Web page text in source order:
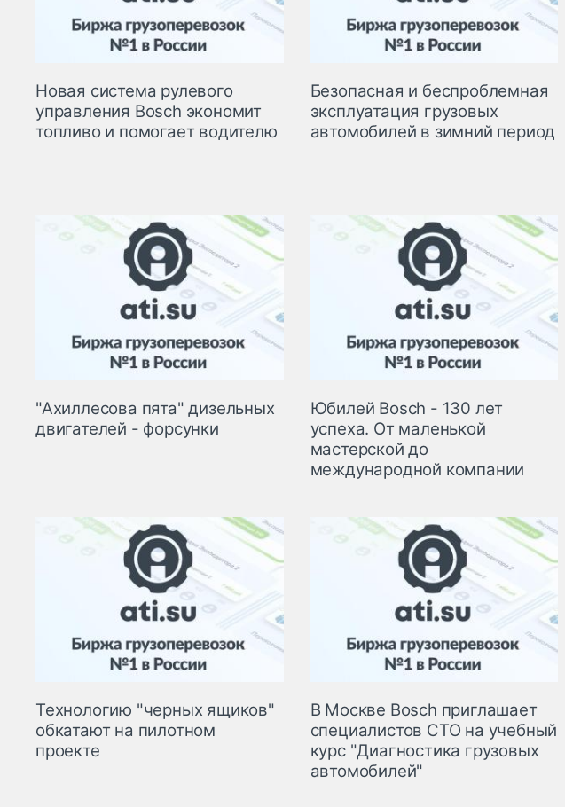
Новая система рулевого
управления Bosch экономит
топливо и помогает водителю
Безопасная и беспроблемная
эксплуатация грузовых
автомобилей в зимний период
"Ахиллесова пята" дизельных
двигателей - форсунки
Юбилей Bosch - 130 лет
успеха. От маленькой
мастерской до
международной компании
Технологию "черных ящиков"
обкатают на пилотном
проекте
В Москве Bosch приглашает
специалистов СТО на учебный
курс "Диагностика грузовых
автомобилей"